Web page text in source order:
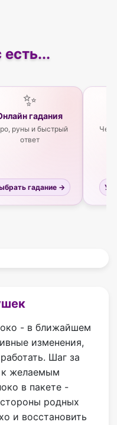
✨
гадания
руны и быстрый
ответ
гадание →
- в ближайшем
изменения,
Шаг за
к желаемым
в пакете -
родных
и восстановить